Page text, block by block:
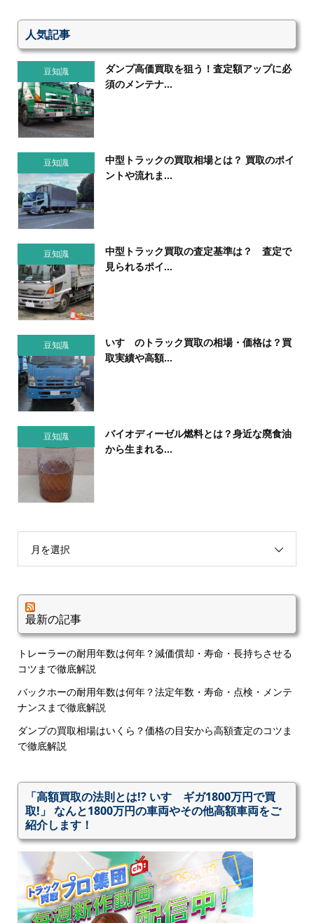
人気記事
豆知識
ダンプ高価買取を狙う！査定額アップに必
須のメンテナ...
豆知識
中型トラックの買取相場とは？ 買取のポイ
ントや流れま...
豆知識
中型トラック買取の査定基準は？ 査定で
見られるポイ...
豆知識
いすゞのトラック買取の相場・価格は？買
取実績や高額...
豆知識
バイオディーゼル燃料とは？身近な廃食油
から生まれる...
月を選択
最新の記事
トレーラーの耐用年数は何年？減価償却・寿命・長持ちさせる
コツまで徹底解説
バックホーの耐用年数は何年？法定年数・寿命・点検・メンテ
ナンスまで徹底解説
ダンプの買取相場はいくら？価格の目安から高額査定のコツま
で徹底解説
「高額買取の法則とは!? いすゞギガ1800万円で買
取!」 なんと1800万円の車両やその他高額車両をご
紹介します！